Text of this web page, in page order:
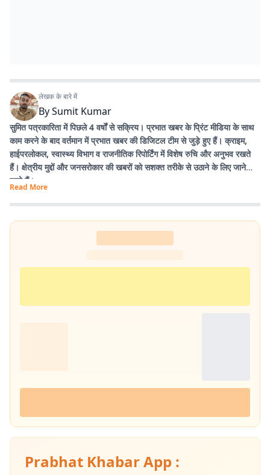
लेखक के बारे में
BySumit Kumar
सुमित पत्रकारिता में पिछले 4 वर्षों से सक्रिय। प्रभात खबर के प्रिंट मीडिया के साथ
काम करने के बाद वर्तमान में प्रभात खबर की डिजिटल टीम से जुड़े हुए हैं। क्राइम,
हाईपरलोकल, स्वास्थ्य विभाग व राजनीतिक रिपोर्टिंग में विशेष रुचि और अनुभव रखते
हैं। क्षेत्रीय मुद्दों और जनसरोकार की खबरों को सशक्त तरीके से उठाने के लिए जाने
जाते हैं।
Read More
Prabhat Khabar App :